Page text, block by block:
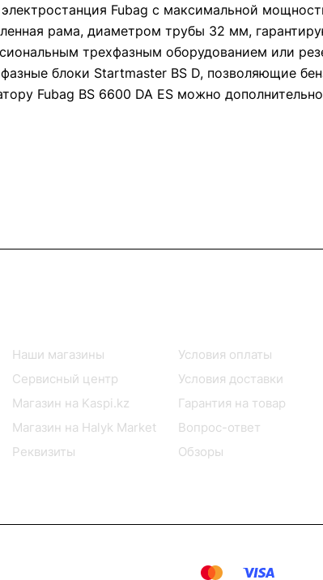
Fubag с максимальной
рама, диаметром трубы 32 мм,
трехфазным оборудованием или
блоки Startmaster BS D, позволяющие
Fubag BS 6600 DA ES можно
Наши магазины
Сервисный центр
Магазин на Kaspi.kz
Магазин на Halyk Market
Реквизиты
Условия оплаты
Условия доставки
Гарантия на товар
Вопрос-ответ
Обзоры